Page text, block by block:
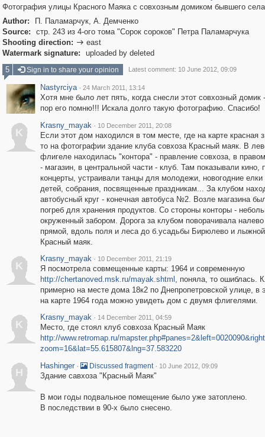
Фотография улицы Красного Маяка с совхозным домиком бывшего
Author:
П. Паламарчук, А. Демченко
Source:
стр. 243 из 4-ого тома "Сорок сороков" Петра Паламарчука
Shooting direction:  east
Watermark signature:
uploaded by deleted
5
Sign in to share your opinion Latest comment: 10 June 2012, 09:09
Nastyrciya · 24 March 2011, 13:14
Хотя мне было лет пять, когда снесли этот совхозный домик
пор его помню!!! Искала долго такую фотографию. Спасибо!
K
Krasny_mayak · 10 December 2011, 20:08
Если этот дом находился в том месте, где на карте красная
то на фотографии здание клуба совхоза Красный маяк. В
флигеле находилась "контора" - правление совхоза, в
- магазин, в центральной части - клуб. Там показывали кино,
концерты, устраивали танцы для молодежи, новогодние
детей, собрания, посвященные праздникам... За клубом
автобусный круг - конечная автобуса №2. Возле магазина
погреб для хранения продуктов. Со стороны конторы -
окруженный забором. Дорога за клубом поворачивала
прямой, вдоль поля и леса до б.усадьбы Бирюлево и
Красный маяк.
K
Krasny_mayak · 10 December 2011, 21:19
Я посмотрела совмещенные карты: 1964 и современную
http://chertanoved.msk.ru/mayak.shtml , поняла, то ошиблась.
примерно на месте дома 18к2 по Днепропетровской улице, в
на карте 1964 года можно увидеть дом с двумя флигелями.
K
Krasny_mayak · 14 December 2011, 04:59
Место, где стоял клуб совхоза Красный Маяк
http://www.retromap.ru/
zoom=16&lat=55.615807&lng=37.583220
H
Hashinger · Discussed fragment · 10 June 2012, 09:09
Здание савхоза "Красный Маяк"
В мои годы подвальное помещение было уже затоплено.
В последствии в 90-х было снесено.